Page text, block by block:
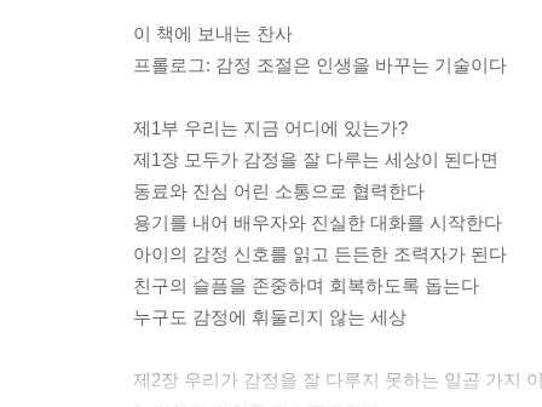
이 책에 보내는 찬사
프롤로그: 감정 조절은 인생을 바꾸는 기술이다
제1부 우리는 지금 어디에 있는가?
제1장 모두가 감정을 잘 다루는 세상이 된다면
동료와 진심 어린 소통으로 협력한다
용기를 내어 배우자와 진실한 대화를 시작한다
아이의 감정 신호를 읽고 든든한 조력자가 된다
친구의 슬픔을 존중하며 회복하도록 돕는다
누구도 감정에 휘둘리지 않는 세상
제2장 우리가 감정을 잘 다루지 못하는 일곱 가지